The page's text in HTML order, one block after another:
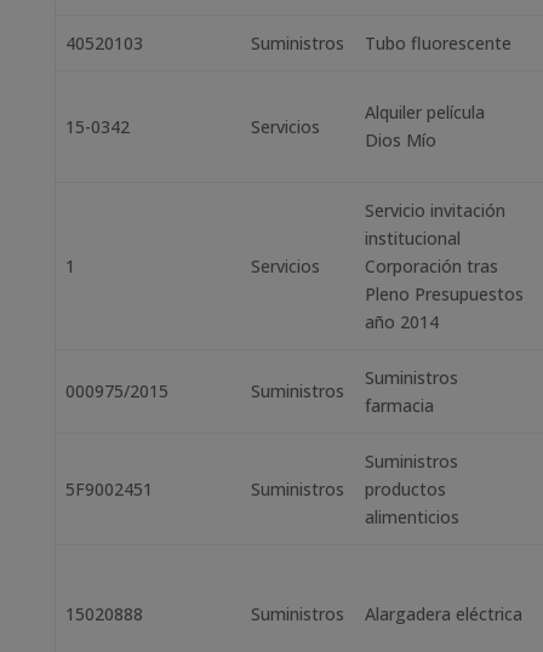
40520103 Suministros Tubo fluorescente
15-0342 Servicios
Alquiler película
Dios Mío
1 Servicios
Servicio invitación
institucional
Corporación tras
Pleno Presupuestos
año 2014
000975/2015 Suministros
Suministros
farmacia
5F9002451 Suministros
Suministros
productos
alimenticios
15020888 Suministros Alargadera eléctrica